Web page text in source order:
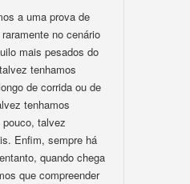
a uma prova de
no cenário
mais pesados do
tenhamos
de corrida ou de
tenhamos
talvez
Enfim, sempre há
quando chega
que compreender